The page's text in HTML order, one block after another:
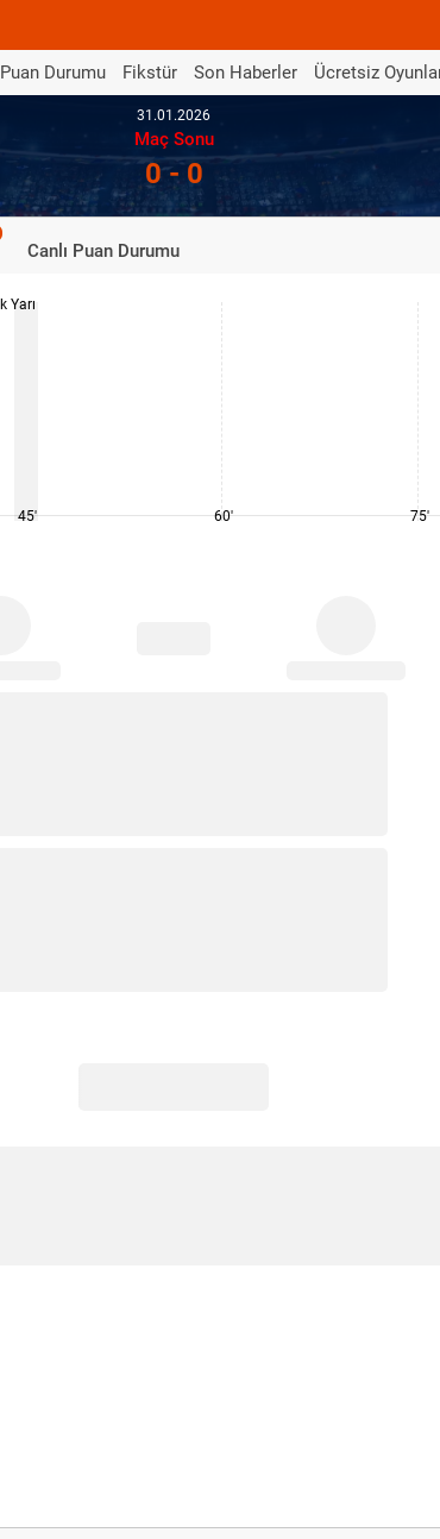
Puan Durumu Fikstür Son Haberler Ücretsiz
31.01.2026
Maç Sonu
0 - 0
Canlı Puan Durumu
İlk Yarı
45' 60' 75'